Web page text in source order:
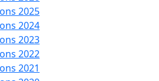
2025
2024
2023
2022
2021